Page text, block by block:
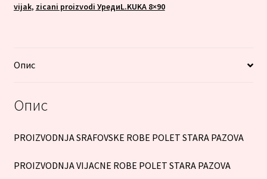
vijak, zicani proizvodi УредиL.KUKA 8×90
Опис
Опис
PROIZVODNJA SRAFOVSKE ROBE POLET STARA PAZOVA
PROIZVODNJA VIJACNE ROBE POLET STARA PAZOVA